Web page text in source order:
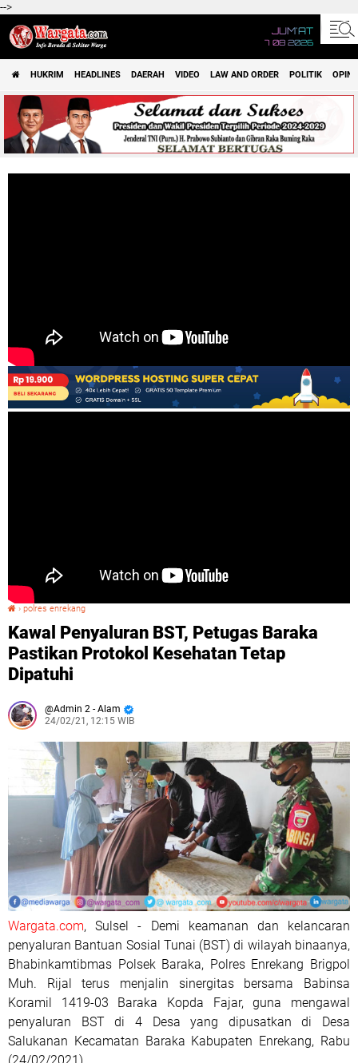
-->
JUM'AT
7 08 2026
HUKRIM HEADLINES DAERAH VIDEO LAW AND ORDER POLITIK OPINI
› polres enrekang
Kawal Penyaluran BST, Petugas Baraka
Pastikan Protokol Kesehatan Tetap
Dipatuhi
Admin 2 - Alam
24/02/21, 12:15 WIB
Wargata.com, Sulsel - Demi keamanan dan kelancaran
penyaluran Bantuan Sosial Tunai (BST) di wilayah binaanya,
Bhabinkamtibmas Polsek Baraka, Polres Enrekang Brigpol
Muh. Rijal terus menjalin sinergitas bersama Babinsa
Koramil 1419-03 Baraka Kopda Fajar, guna mengawal
penyaluran BST di 4 Desa yang dipusatkan di Desa
Salukanan Kecamatan Baraka Kabupaten Enrekang, Rabu